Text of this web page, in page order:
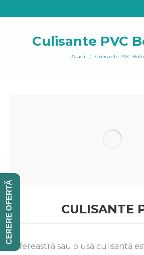
Culisante PVC
You are here:
Acasă Culisante PVC
CULISANTE
O fereastră sau o usă culisantă
CERERE OFERTĂ